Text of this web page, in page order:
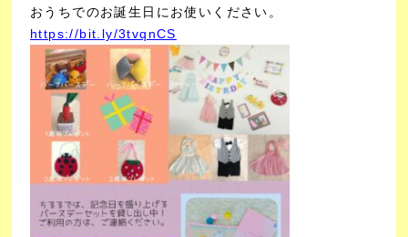
おうちでのお誕生日にお使いください。
https://bit.ly/3tvqnCS